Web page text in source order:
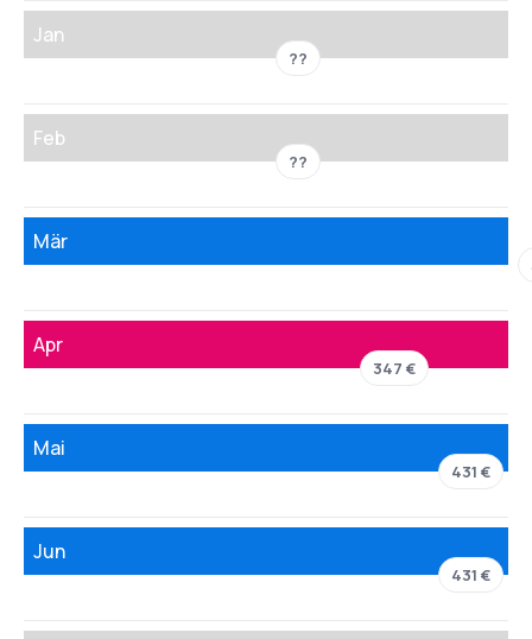
Jan
??
Feb
??
Mär
Apr
347 €
Mai
431 €
Jun
431 €